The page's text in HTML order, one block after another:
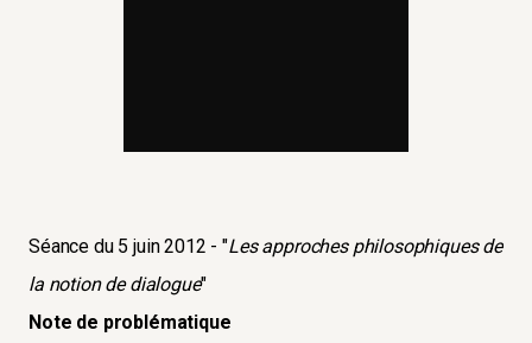
Séance du 5 juin 2012 - "Les approches philosophiques de
la notion de dialogue"
Note de problématique